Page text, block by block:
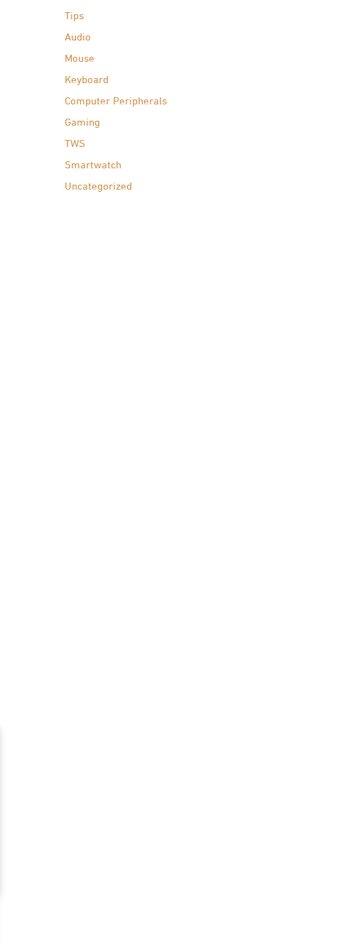
Tips
Audio
Mouse
Keyboard
Computer Peripherals
Gaming
TWS
Smartwatch
Uncategorized